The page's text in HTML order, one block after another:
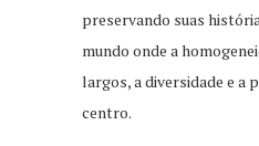
preservando suas
mundo onde a
largos, a diversidade e a
centro.